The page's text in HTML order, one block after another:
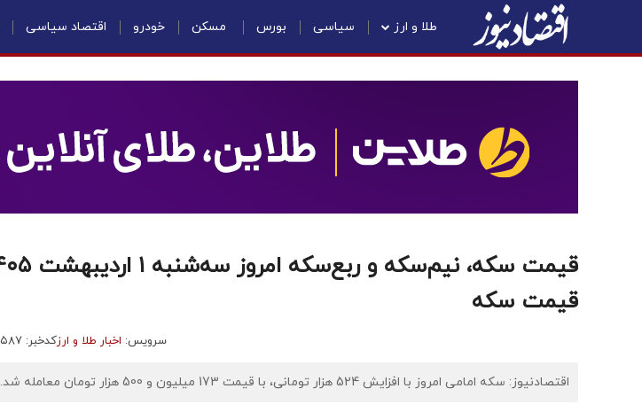
طلا و ارز سیاسی بورس مسکن خودرو اقتصاد سیاسی
قیمت سکه
سرویس: اخبار طلا و ارزکدخبر: ۷۸۱۵۸۷
اقتصادنیوز: سکه امامی امروز با افزایش 524 هزار تومانی، با قیمت 173 میلیون و 500 هزار تومان معامله شد.